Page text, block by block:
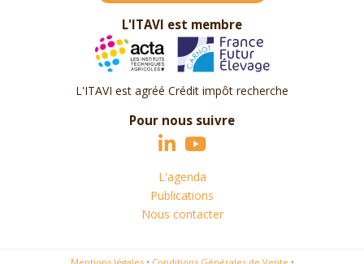
L'ITAVI est membre
L'ITAVI est agréé Crédit impôt recherche
Pour nous suivre
L'agenda
Publications
Nous contacter